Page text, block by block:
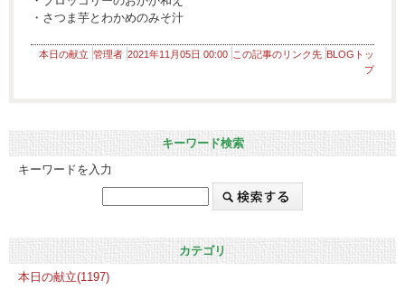
・さつま芋とわかめのみそ汁
本日の献立 管理者 2021年11月05日 00:00 この記事のリンク先 BLOGトッ
プ
キーワード検索
キーワードを入力
カテゴリ
本日の献立(1197)